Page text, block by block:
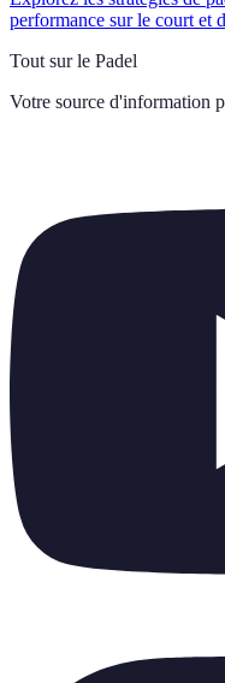
performance sur le court et
Tout sur le Padel
Votre source d'information